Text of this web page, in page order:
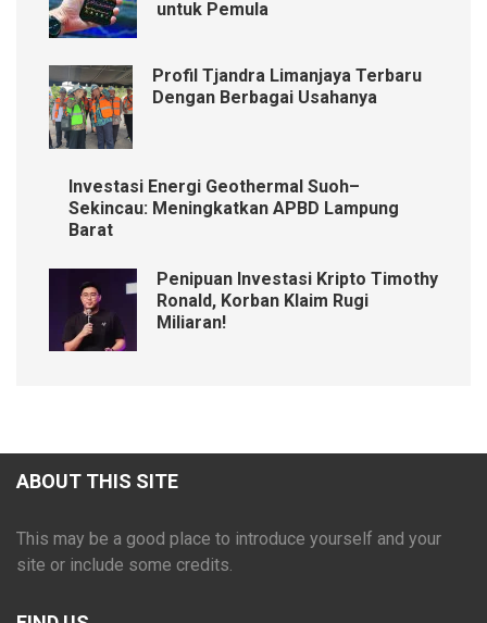
untuk Pemula
Profil Tjandra Limanjaya Terbaru
Dengan Berbagai Usahanya
Investasi Energi Geothermal Suoh–
Sekincau: Meningkatkan APBD Lampung
Barat
Penipuan Investasi Kripto Timothy
Ronald, Korban Klaim Rugi
Miliaran!
ABOUT THIS SITE
This may be a good place to introduce yourself and your
site or include some credits.